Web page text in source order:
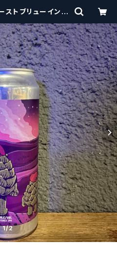
ストブリューイング
ール】 | craftbeer
1/2